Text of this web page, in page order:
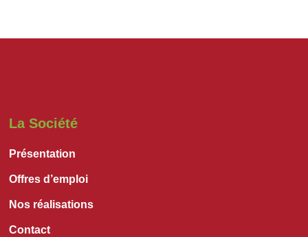
La Société
Présentation
Offres d’emploi
Nos réalisations
Contact